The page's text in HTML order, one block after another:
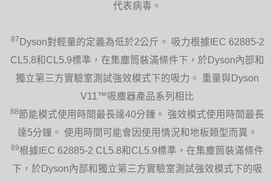
代表病毒。
87 Dyson對輕量的定義為低於2公斤。 吸力根據IEC 62885-2
CL5.8和CL5.9標準，在集塵筒裝滿條件下，於Dyson內部和
獨立第三方實驗室測試強效模式下的吸力。 重量與Dyson
V11™吸塵器產品系列相比
88節能模式使用時間最長達40分鐘。 強效模式使用時間最長
達5分鐘。 使用時間可能會因使用情況和地板類型而異。
89根據IEC 62885-2 CL5.8和CL5.9標準，在集塵筒裝滿條件
下，於Dyson內部和獨立第三方實驗室測試強效模式下的吸